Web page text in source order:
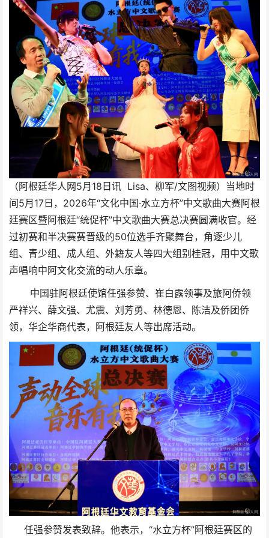
（阿根廷华人网5月18日讯 Lisa、柳军/文图视频）当地时
间5月17日，2026年“文化中国·水立方杯”中文歌曲大赛阿根
廷赛区暨阿根廷“统促杯”中文歌曲大赛总决赛圆满收官。经
过初赛和半决赛赛晋级的50位选手齐聚舞台，角逐少儿
组、青少组、成人组、外籍友人等四大组别桂冠，用中文歌
声唱响中阿文化交流的动人乐章。
中国驻阿根廷使馆任强参赞、崔白露领事及旅阿侨领
严祥兴、薛文强、尤震、刘芳勇、林德恩、 陈洁及侨团侨
领，华企华商代表，阿根廷友人等出席活动。
任强参赞发表致辞。他表示，“水立方杯”阿根廷赛区的